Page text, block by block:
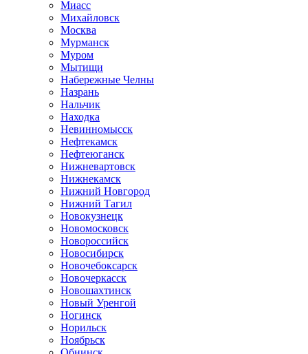
Миасс
Михайловск
Москва
Мурманск
Муром
Мытищи
Набережные Челны
Назрань
Нальчик
Находка
Невинномысск
Нефтекамск
Нефтеюганск
Нижневартовск
Нижнекамск
Нижний Новгород
Нижний Тагил
Новокузнецк
Новомосковск
Новороссийск
Новосибирск
Новочебоксарск
Новочеркасск
Новошахтинск
Новый Уренгой
Ногинск
Норильск
Ноябрьск